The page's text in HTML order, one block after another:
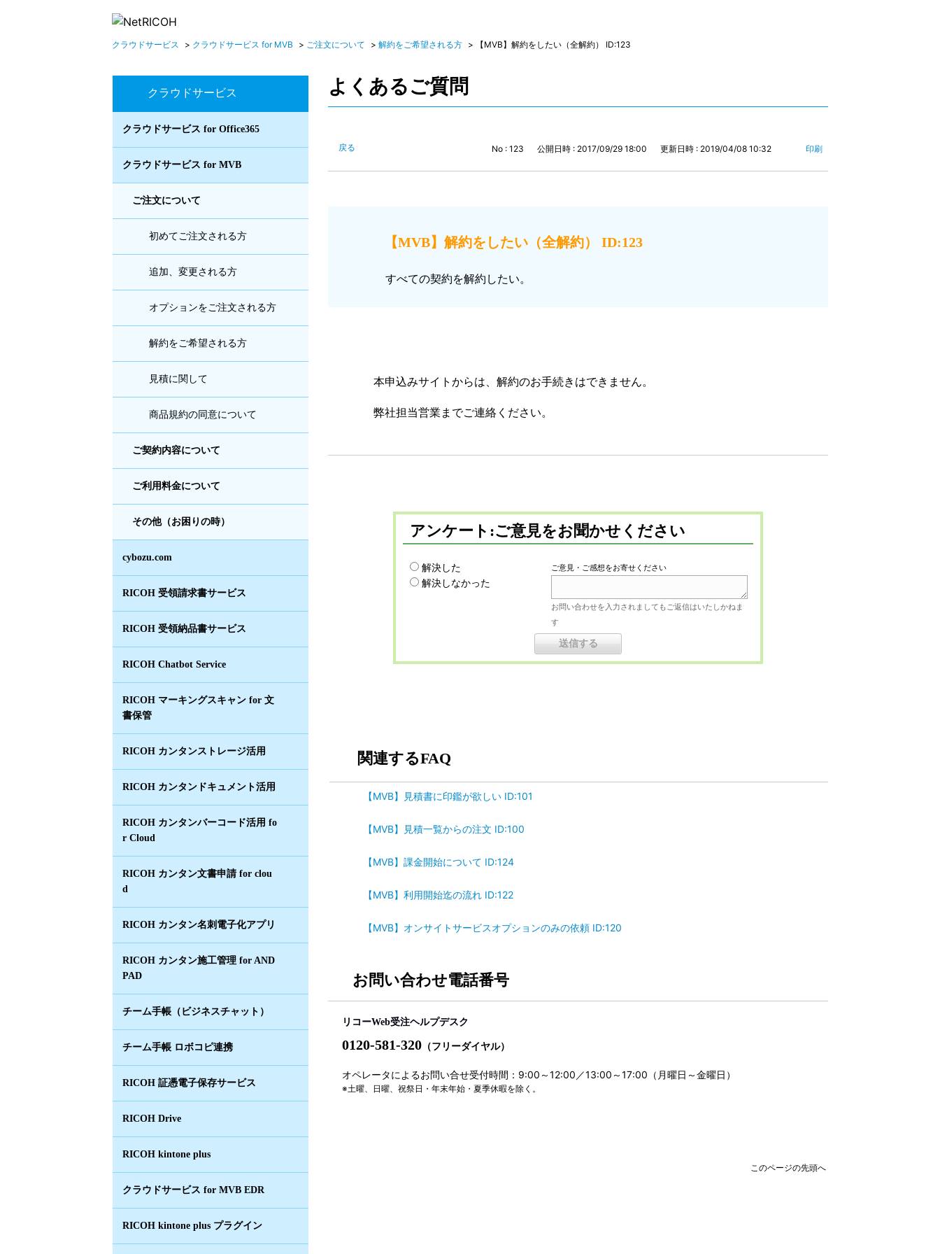
クラウドサービス > クラウドサービス for MVB > ご注文について > 解約をご希望される方 > 【MVB】解約をしたい（全解約） ID:123
クラウドサービス
クラウドサービス for Office365
クラウドサービス for MVB
ご注文について
初めてご注文される方
追加、変更される方
オプションをご注文される方
解約をご希望される方
見積に関して
商品規約の同意について
ご契約内容について
ご利用料金について
その他（お困りの時）
cybozu.com
RICOH 受領請求書サービス
RICOH 受領納品書サービス
RICOH Chatbot Service
RICOH マーキングスキャン for 文
書保管
RICOH カンタンストレージ活用
RICOH カンタンドキュメント活用
RICOH カンタンバーコード活用 fo
r Cloud
RICOH カンタン文書申請 for clou
d
RICOH カンタン名刺電子化アプリ
RICOH カンタン施工管理 for AND
PAD
チーム手帳（ビジネスチャット）
チーム手帳 ロボコピ連携
RICOH 証憑電子保存サービス
RICOH Drive
RICOH kintone plus
クラウドサービス for MVB EDR
RICOH kintone plus プラグイン
よくあるご質問
戻る No : 123 公開日時 : 2017/09/29 18:00 更新日時 : 2019/04/08 10:32 印刷
【MVB】解約をしたい（全解約） ID:123
すべての契約を解約したい。
本申込みサイトからは、解約のお手続きはできません。
弊社担当営業までご連絡ください。
アンケート:ご意見をお聞かせください
解決した
解決しなかった
ご意見・ご感想をお寄せください
お問い合わせを入力されましてもご返信はいたしかねま
す
関連するFAQ
【MVB】見積書に印鑑が欲しい ID:101
【MVB】見積一覧からの注文 ID:100
【MVB】課金開始について ID:124
【MVB】利用開始迄の流れ ID:122
【MVB】オンサイトサービスオプションのみの依頼 ID:120
お問い合わせ電話番号
リコーWeb受注ヘルプデスク
0120-581-320 （フリーダイヤル）
オペレータによるお問い合せ受付時間：9:00～12:00／13:00～17:00（月曜日～金曜日）
※土曜、日曜、祝祭日・年末年始・夏季休暇を除く。
このページの先頭へ